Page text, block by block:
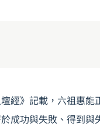
經》記載，六祖惠能
功與失敗、得到與